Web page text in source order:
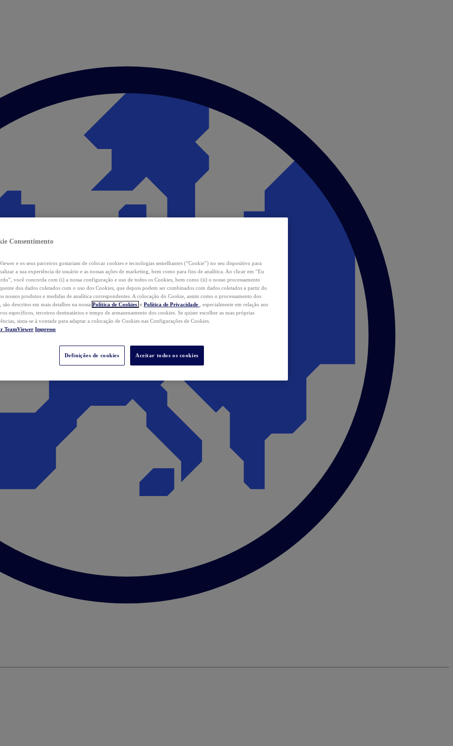
Consentimento
e os seus parceiros gostariam de colocar cookies e tecnologias semelhantes (“Cookie”) no seu dispositivo para
a sua experiência de usuário e as nossas ações de marketing, bem como para fins de analítica. Ao clicar em “Eu
você concorda com (i) a nossa configuração e uso de todos os Cookies, bem como (ii) o nosso processamento
dos dados coletados com o uso dos Cookies, que depois podem ser combinados com dados coletados a partir do
nossos produtos e medidas de analítica correspondentes. A colocação do Cookie, assim como o processamento dos
são descritos em mais detalhes na nossa Política de Cookies e Política de Privacidade
, especialmente em relação aos
específicos, terceiros destinatários e tempo de armazenamento dos cookies. Se quiser escolher as suas próprias
sinta-se à vontade para adaptar a colocação de Cookies nas Configurações de Cookies.
TeamViewer Impresso
Definições de cookies Aceitar todos os cookies